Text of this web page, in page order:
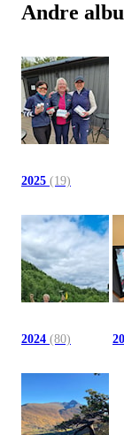
Andre
2025 (19)
2024 (80)